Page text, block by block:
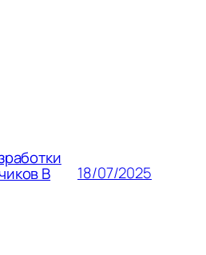
В 18/07/2025